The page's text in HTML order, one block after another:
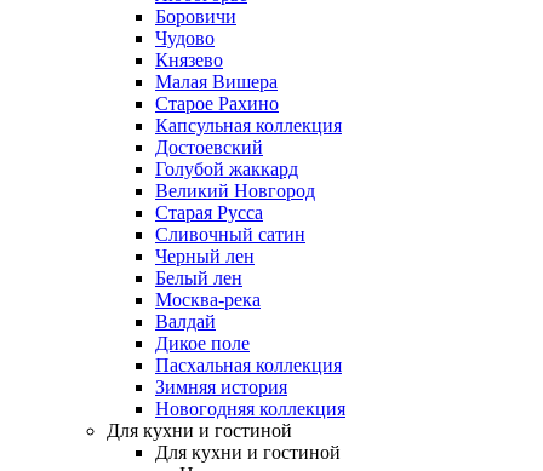
Боровичи
Чудово
Князево
Малая Вишера
Старое Рахино
Капсульная коллекция
Достоевский
Голубой жаккард
Великий Новгород
Старая Русса
Сливочный сатин
Черный лен
Белый лен
Москва-река
Валдай
Дикое поле
Пасхальная коллекция
Зимняя история
Новогодняя коллекция
Для кухни и гостиной
Для кухни и гостиной